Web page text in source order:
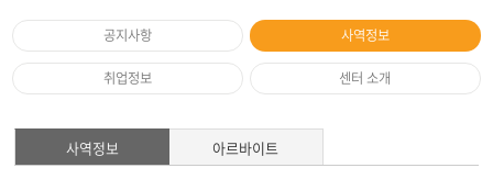
공지사항 사역정보
취업정보 센터 소개
사역정보 아르바이트